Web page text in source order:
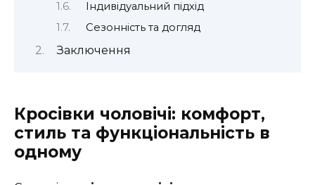
Індивідуальний підхід
Сезонність та догляд
Заключення
Кросівки чоловічі: комфорт,
стиль та функціональність в
одному